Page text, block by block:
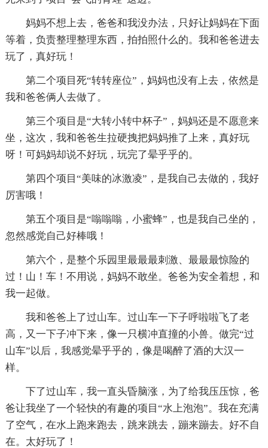
妈妈不想上去，爸爸和我没办法，只好让妈妈在下面
等着，负责整理整理东西，拍拍照什么的。我和爸爸进去
玩了，真好玩！
第二个项目死“转转座位”，妈妈也没有上去，依然是
我和爸爸俩人去做了。
第三个项目是“大转小转中杯子”，妈妈还是不愿意来
坐，这次，我和爸爸生拉硬拽把妈妈推了上来，真好玩
呀！可妈妈却说不好玩，玩完了晕乎乎的。
第四个项目“美味的冰激凌”，是我自己去做的，我好
厉害哦！
第五个项目是“嗡嗡嗡，小蜜蜂”，也是我自己坐的，
忽然感觉自己好棒哦！
第六个，是整个乐园里最最最刺激、最最最惊险的
过！山！车！不用说，妈妈不敢坐。爸爸为安全着想，和
我一起做。
我和爸爸上了过山车。过山车一下子呼啦啦飞了老
高，又一下子冲下来，像一只横冲直撞的小兽。做完“过
山车”以后，我感觉晕乎乎的，像是喝醉了酒的大汉一
样。
下了过山车，我一直头昏脑涨，为了给我压压惊，爸
爸让我坐了一个轻快的有趣的项目“水上泡泡”。我在充满
了空气，在水上跑来跑去，跳来跳去，蹦来蹦去。好不自
在。太好玩了！